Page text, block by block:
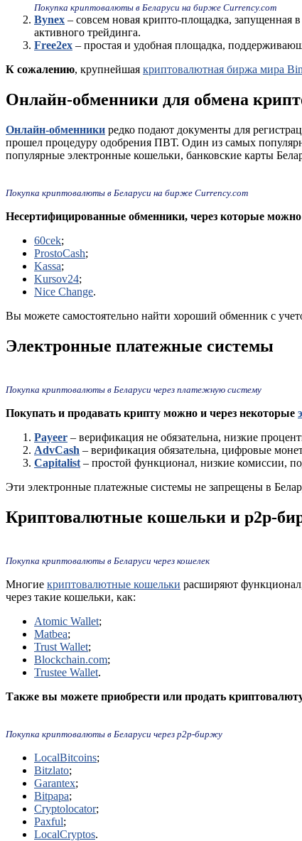
Покупка криптовалюты в Беларуси на бирже Currency.com
Bynex – совсем новая крипто-площадка, запущенная
активного трейдинга.
Free2ex – простая и удобная площадка,
К сожалению, крупнейшая криптовалютная биржа мира
Онлайн-обменники для обмена
Онлайн-обменники редко подают документы для
прошел процедуру одобрения ПВТ. Один из самых
популярные электронные кошельки, банковские карты
Покупка криптовалюты в Беларуси на бирже Currency.com
Несертифицированные обменники, через которые
60cek;
ProstoCash;
Kassa;
Kursov24;
Nice Change.
Вы можете самостоятельно найти хороший обменник с
Электронные платежные системы
Покупка криптовалюты в Беларуси через платежную систему
Покупать и продавать крипту можно и через некоторые
Payeer – верификация не обязательна, низкие
AdvCash – верификация обязательна, цифровые
Capitalist – простой функционал, низкие комиссии,
Эти электронные платежные системы не запрещены в
Криптовалютные кошельки и p2p-
Покупка криптовалюты в Беларуси через кошелек
Многие криптовалютные кошельки расширяют
через такие кошельки, как:
Atomic Wallet;
Matbea;
Trust Wallet;
Blockchain.com;
Trustee Wallet.
Также вы можете приобрести или продать
Покупка криптовалюты в Беларуси через p2p-биржу
LocalBitcoins;
Bitzlato;
Garantex;
Bitpapa;
Cryptolocator;
Paxful;
LocalCryptos.